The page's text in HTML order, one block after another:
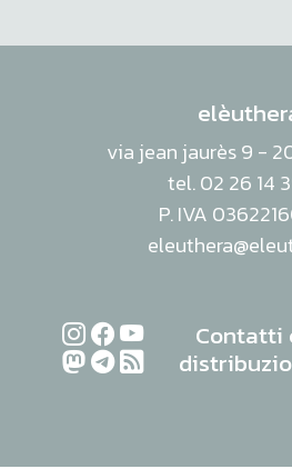
via jean jaurès 9 -
tel. 02 26 14
P. IVA
Contatti